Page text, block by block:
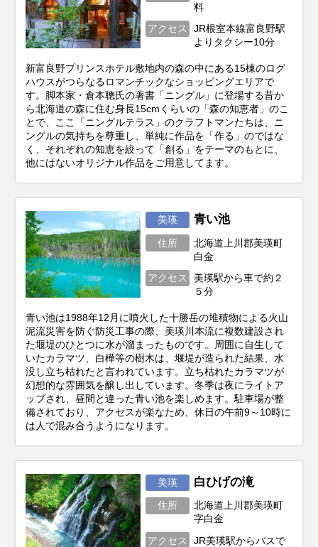
料
アクセス
JR根室本線富良野駅
よりタクシー10分
新富良野プリンスホテル敷地内の森の中にある15棟のログ
ハウスがつらなるロマンチックなショッピングエリアで
す。脚本家・倉本聰氏の著書「ニングル」に登場する昔か
ら北海道の森に住む身長15cmくらいの「森の知恵者」のこ
とで、ここ「ニングルテラス」のクラフトマンたちは、ニ
ングルの気持ちを尊重し、単純に作品を「作る」のではな
く、それぞれの知恵を絞って「創る」をテーマのもとに、
他にはないオリジナル作品をご用意してます。
美瑛 青い池
住所
北海道上川郡美瑛町
白金
アクセス
美瑛駅から車で約２
５分
青い池は1988年12月に噴火した十勝岳の堆積物による火山
泥流災害を防ぐ防災工事の際、美瑛川本流に複数建設され
た堰堤のひとつに水が溜まったものです。周囲に自生して
いたカラマツ、白樺等の樹木は、堰堤が造られた結果、水
没し立ち枯れたと言われています。立ち枯れたカラマツが
幻想的な雰囲気を醸し出しています。冬季は夜にライトア
ップされ、昼間と違った青い池を楽しめます。駐車場が整
備されており、アクセスが楽なため、休日の午前9～10時に
は人で混み合うようになります。
美瑛 白ひげの滝
住所
北海道上川郡美瑛町
字白金
アクセス
JR美瑛駅からバスで